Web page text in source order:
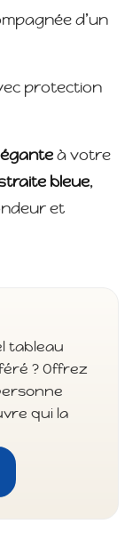
d’un
protection
à votre
bleue,
et
tableau
? Offrez
qui la